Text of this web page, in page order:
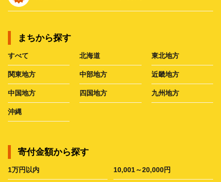
まちから探す
すべて 北海道 東北地方
関東地方 中部地方 近畿地方
中国地方 四国地方 九州地方
沖縄
寄付金額から探す
1万円以内 10,001～20,000円